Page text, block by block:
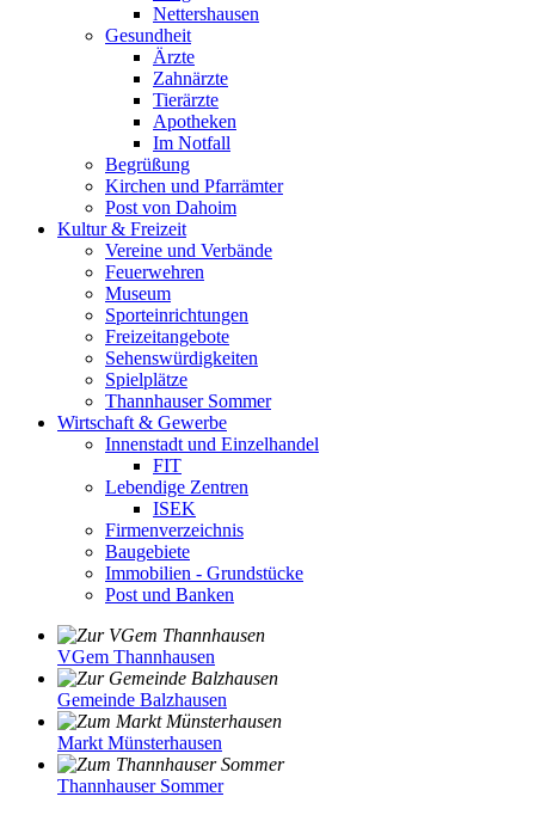
Nettershausen
Gesundheit
Ärzte
Zahnärzte
Tierärzte
Apotheken
Im Notfall
Begrüßung
Kirchen und Pfarrämter
Post von Dahoim
Kultur & Freizeit
Vereine und Verbände
Feuerwehren
Museum
Sporteinrichtungen
Freizeitangebote
Sehenswürdigkeiten
Spielplätze
Thannhauser Sommer
Wirtschaft & Gewerbe
Innenstadt und Einzelhandel
FIT
Lebendige Zentren
ISEK
Firmenverzeichnis
Baugebiete
Immobilien - Grundstücke
Post und Banken
VGem Thannhausen
Gemeinde Balzhausen
Markt Münsterhausen
Thannhauser Sommer